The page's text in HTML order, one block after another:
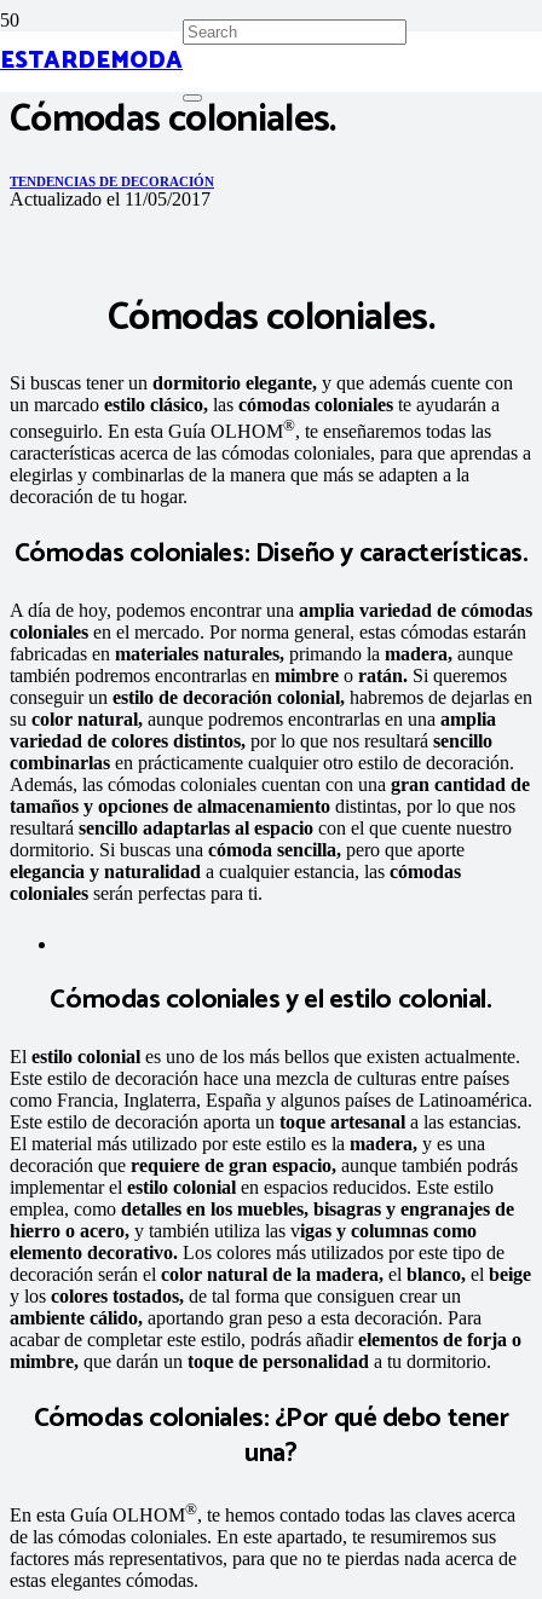
ESTARDEMODA
Cómodas coloniales.
TENDENCIAS DE DECORACIÓN
Actualizado el 11/05/2017
Cómodas coloniales.
Si buscas tener un dormitorio elegante, y que además cuente con
un marcado estilo clásico, las cómodas coloniales te ayudarán a
conseguirlo. En esta Guía OLHOM®, te enseñaremos todas las
características acerca de las cómodas coloniales, para que aprendas a
elegirlas y combinarlas de la manera que más se adapten a la
decoración de tu hogar.
Cómodas coloniales: Diseño y características.
A día de hoy, podemos encontrar una amplia variedad de cómodas
coloniales en el mercado. Por norma general, estas cómodas estarán
fabricadas en materiales naturales, primando la madera, aunque
también podremos encontrarlas en mimbre o ratán. Si queremos
conseguir un estilo de decoración colonial, habremos de dejarlas en
su color natural, aunque podremos encontrarlas en una amplia
variedad de colores distintos, por lo que nos resultará sencillo
combinarlas en prácticamente cualquier otro estilo de decoración.
Además, las cómodas coloniales cuentan con una gran cantidad de
tamaños y opciones de almacenamiento distintas, por lo que nos
resultará sencillo adaptarlas al espacio con el que cuente nuestro
dormitorio. Si buscas una cómoda sencilla, pero que aporte
elegancia y naturalidad a cualquier estancia, las cómodas
coloniales serán perfectas para ti.
Cómodas coloniales y el estilo colonial.
El estilo colonial es uno de los más bellos que existen actualmente.
Este estilo de decoración hace una mezcla de culturas entre países
como Francia, Inglaterra, España y algunos países de Latinoamérica.
Este estilo de decoración aporta un toque artesanal a las estancias.
El material más utilizado por este estilo es la madera, y es una
decoración que requiere de gran espacio, aunque también podrás
implementar el estilo colonial en espacios reducidos. Este estilo
emplea, como detalles en los muebles, bisagras y engranajes de
hierro o acero, y también utiliza las vigas y columnas como
elemento decorativo. Los colores más utilizados por este tipo de
decoración serán el color natural de la madera, el blanco, el beige
y los colores tostados, de tal forma que consiguen crear un
ambiente cálido, aportando gran peso a esta decoración. Para
acabar de completar este estilo, podrás añadirelementos de forja o
mimbre, que darán un toque de personalidad a tu dormitorio.
Cómodas coloniales: ¿Por qué debo tener
una?
En esta Guía OLHOM®, te hemos contado todas las claves acerca
de las cómodas coloniales. En este apartado, te resumiremos sus
factores más representativos, para que no te pierdas nada acerca de
estas elegantes cómodas.